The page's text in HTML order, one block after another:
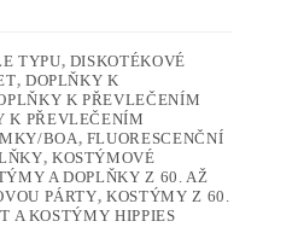
TYPU, DISKOTÉKOVÉ
, DOPLŇKY K
K PŘEVLEČENÍM
K PŘEVLEČENÍM
BOA, FLUORESCENČNÍ
, KOSTÝMOVÉ
A DOPLŇKY Z 60. AŽ
PÁRTY,KOSTÝMY Z 60.
A KOSTÝMY HIPPIES